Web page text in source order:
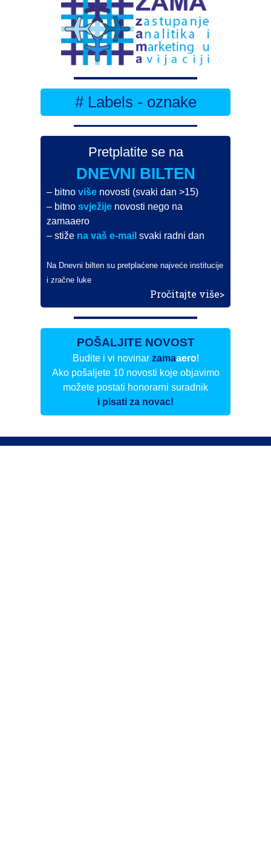
# Labels - oznake
Pretplatite se na
DNEVNI BILTEN
– bitnoviše novosti (svaki dan >15)
– bitnosvježije novosti nego na
zamaaero
– stiže na vaš e-mail svaki radni dan
Na Dnevni bilten su pretplaćene najveće institucije
i zračne luke
Pročitajte više>
POŠALJITE NOVOST
Budite i vi novinar zamaaero!
Ako pošaljete 10 novosti koje objavimo
možete postati honorarni suradnik
i pisati za novac!